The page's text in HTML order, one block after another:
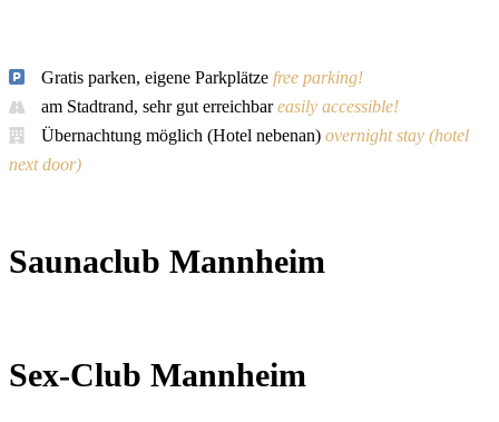
Gratis parken, eigene Parkplätze free parking!
am Stadtrand, sehr gut erreichbareasily accessible!
Übernachtung möglich (Hotel nebenan) overnight stay (hotel
next door)
Saunaclub Mannheim
Sex-Club Mannheim